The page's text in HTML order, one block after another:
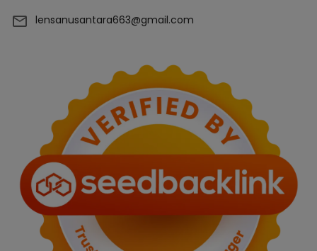
lensanusantara663@gmail.com